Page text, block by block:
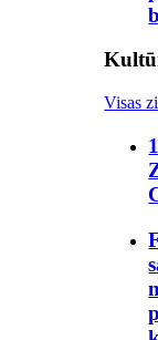
Visas